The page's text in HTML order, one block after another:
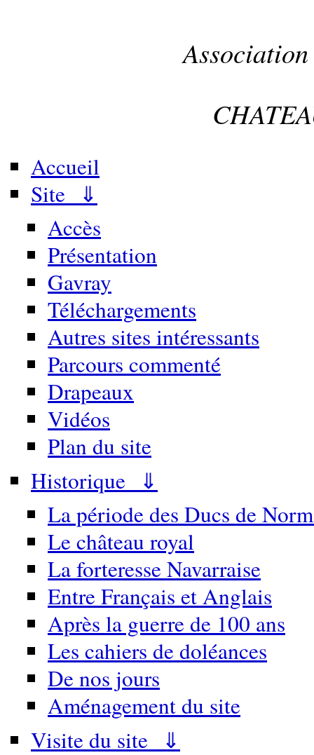
Association
Accueil
Site ⇓
Accès
Présentation
Gavray
Téléchargements
Autres sites intéressants
Parcours commenté
Drapeaux
Vidéos
Plan du site
Historique ⇓
La période des Ducs de
Le château royal
La forteresse Navarraise
Entre Français et Anglais
Après la guerre de 100 ans
Les cahiers de doléances
De nos jours
Aménagement du site
Visite du site ⇓